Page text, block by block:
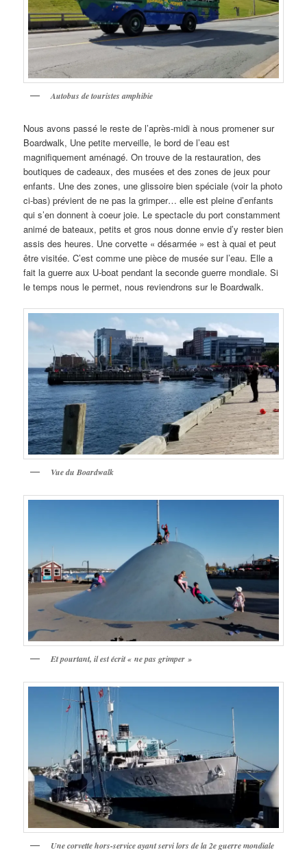
Autobus de touristes amphibie
Nous avons passé le reste de l’après-midi à nous promener sur
Boardwalk, Une petite merveille, le bord de l’eau est
magnifiquement aménagé. On trouve de la restauration, des
boutiques de cadeaux, des musées et des zones de jeux pour
enfants. Une des zones, une glissoire bien spéciale (voir la photo
ci-bas) prévient de ne pas la grimper… elle est pleine d’enfants
qui s’en donnent à coeur joie. Le spectacle du port constamment
animé de bateaux, petits et gros nous donne envie d’y rester bien
assis des heures. Une corvette « désarmée » est à quai et peut
être visitée. C’est comme une pièce de musée sur l’eau. Elle a
fait la guerre aux U-boat pendant la seconde guerre mondiale. Si
le temps nous le permet, nous reviendrons sur le Boardwalk.
Vue du Boardwalk
Et pourtant, il est écrit « ne pas grimper »
Une corvette hors-service ayant servi lors de la 2e guerre mondiale